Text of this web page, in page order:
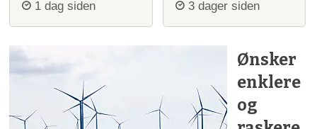
1 dag siden 3 dager siden
Ønsker
enklere
og